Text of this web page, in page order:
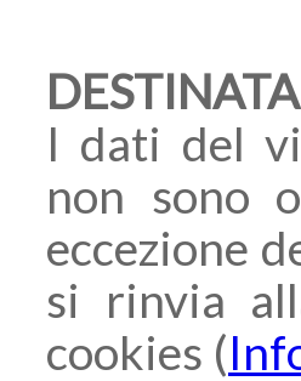
I dati del
non sono
eccezione
si rinvia
cookies (